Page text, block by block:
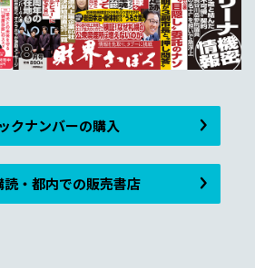
クナンバーの購入
読・都内での販売書店